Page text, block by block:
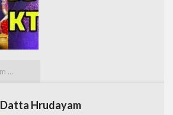
Datta Hrudayam